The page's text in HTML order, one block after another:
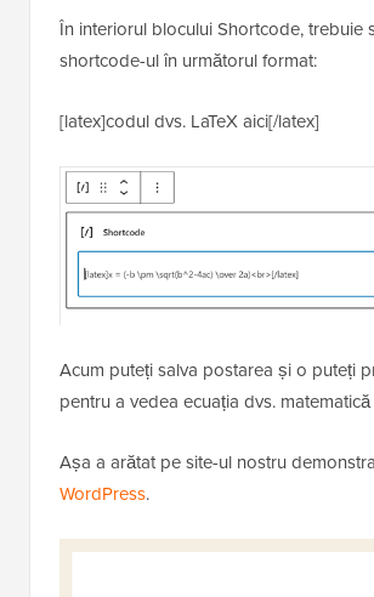
În interiorul blocului Shortcode, trebuie
shortcode-ul în următorul format:
[latex]codul dvs. LaTeX aici[/latex]
Acum puteți salva postarea și o puteți
pentru a vedea ecuația dvs.
Așa a arătat pe site-ul nostru
WordPress.